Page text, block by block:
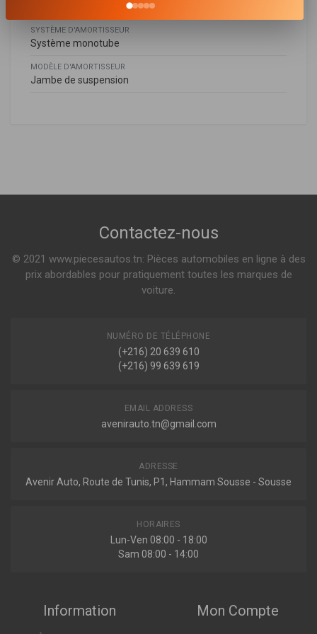
SYSTÈME D'AMORTISSEUR
Système monotube
MODÈLE D'AMORTISSEUR
Jambe de suspension
1.2 5 CVVT 86ch ( 09-2011 > 12-2017 )
Voir plus
Contactez-nous
© 2021 www.piecesautos.tn: Pièces automobiles en ligne à des
prix abordables pour pratiquement toutes les marques de
voiture.
NUMÉRO DE TÉLÉPHONE
(+216) 20 639 610
(+216) 99 639 619
EMAIL ADDRESS
avenirauto.tn@gmail.com
ADRESSE
Avenir Auto, Route de Tunis, P1, Hammam Sousse - Sousse
HORAIRES
Lun-Ven 08:00 - 18:00
Sam 08:00 - 14:00
Information Mon Compte